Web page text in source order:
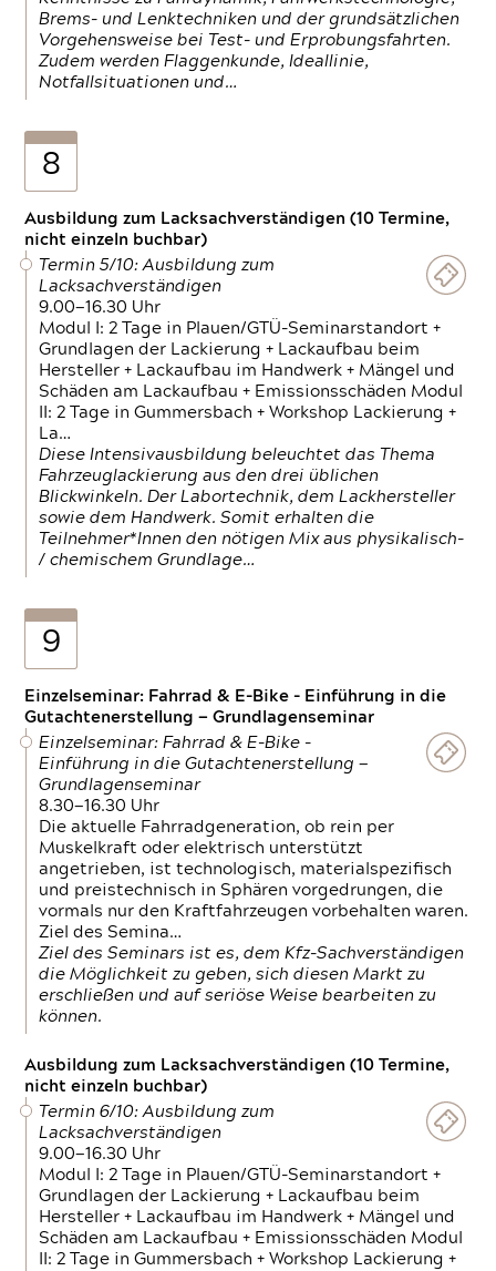
Brems- und Lenktechniken und der grundsätzlichen
Vorgehensweise bei Test- und Erprobungsfahrten.
Zudem werden Flaggenkunde, Ideallinie,
Notfallsituationen und…
8
Ausbildung zum Lacksachverständigen (10 Termine,
nicht einzeln buchbar)
Termin 5/10: Ausbildung zum
Lacksachverständigen
9.00—16.30 Uhr
Modul I: 2 Tage in Plauen/GTÜ-Seminarstandort +
Grundlagen der Lackierung + Lackaufbau beim
Hersteller + Lackaufbau im Handwerk + Mängel und
Schäden am Lackaufbau + Emissionsschäden Modul
II: 2 Tage in Gummersbach + Workshop Lackierung +
La…
Diese Intensivausbildung beleuchtet das Thema
Fahrzeuglackierung aus den drei üblichen
Blickwinkeln. Der Labortechnik, dem Lackhersteller
sowie dem Handwerk. Somit erhalten die
Teilnehmer*Innen den nötigen Mix aus physikalisch-
/ chemischem Grundlage…
9
Einzelseminar: Fahrrad & E-Bike - Einführung in die
Gutachtenerstellung — Grundlagenseminar
Einzelseminar: Fahrrad & E-Bike -
Einführung in die Gutachtenerstellung —
Grundlagenseminar
8.30—16.30 Uhr
Die aktuelle Fahrradgeneration, ob rein per
Muskelkraft oder elektrisch unterstützt
angetrieben, ist technologisch, materialspezifisch
und preistechnisch in Sphären vorgedrungen, die
vormals nur den Kraftfahrzeugen vorbehalten waren.
Ziel des Semina…
Ziel des Seminars ist es, dem Kfz-Sachverständigen
die Möglichkeit zu geben, sich diesen Markt zu
erschließen und auf seriöse Weise bearbeiten zu
können.
Ausbildung zum Lacksachverständigen (10 Termine,
nicht einzeln buchbar)
Termin 6/10: Ausbildung zum
Lacksachverständigen
9.00—16.30 Uhr
Modul I: 2 Tage in Plauen/GTÜ-Seminarstandort +
Grundlagen der Lackierung + Lackaufbau beim
Hersteller + Lackaufbau im Handwerk + Mängel und
Schäden am Lackaufbau + Emissionsschäden Modul
II: 2 Tage in Gummersbach + Workshop Lackierung +